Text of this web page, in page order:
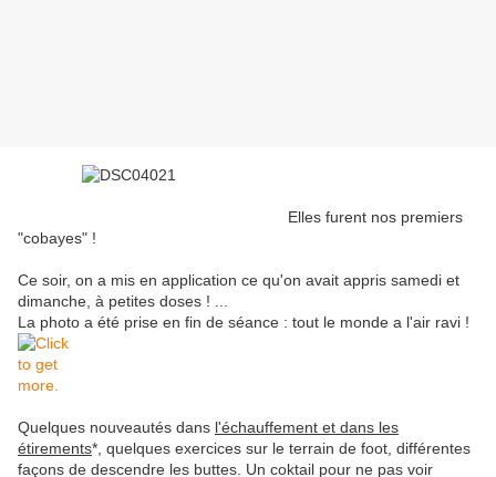
Elles furent nos premiers
"cobayes" !
Ce soir, on a mis en application ce qu'on avait appris samedi et
dimanche, à petites doses ! ...
La photo a été prise en fin de séance : tout le monde a l'air ravi !
Quelques nouveautés dans l'échauffement et dans les
étirements*, quelques exercices sur le terrain de foot, différentes
façons de descendre les buttes. Un coktail pour ne pas voir